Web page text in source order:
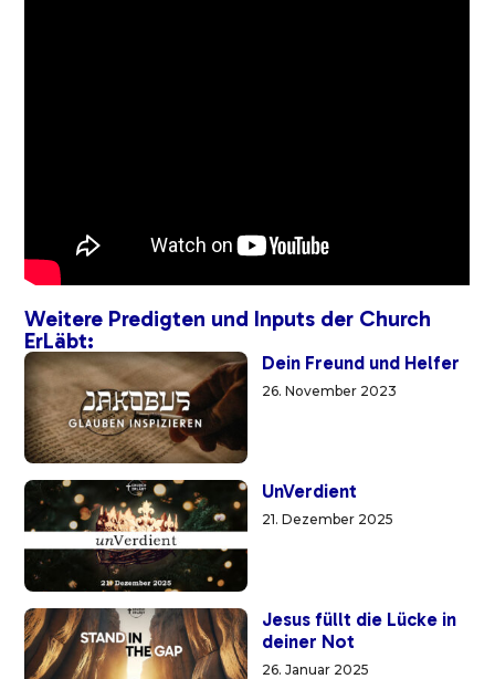
Weitere Predigten und Inputs der Church
ErLäbt:
Dein Freund und Helfer
26. November 2023
UnVerdient
21. Dezember 2025
Jesus füllt die Lücke in
deiner Not
26. Januar 2025